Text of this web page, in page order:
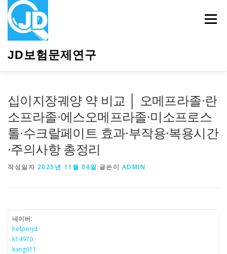
JD보험문제연구
메뉴
십이지장궤양 약 비교 │ 오메프라졸·란
소프라졸·에스오메프라졸·미소프로스
톨·수크랄페이트 효과·부작용·복용시간
·주의사항 총정리
작성일자 2025년 11월 04일 글쓴이 ADMIN
네이버:
helperjd ·
k14970 ·
kang611 ·